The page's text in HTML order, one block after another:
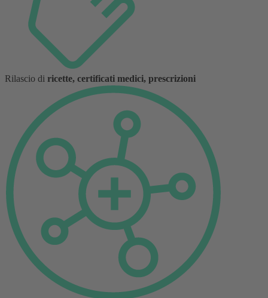
Rilascio di ricette, certificati medici, prescrizioni